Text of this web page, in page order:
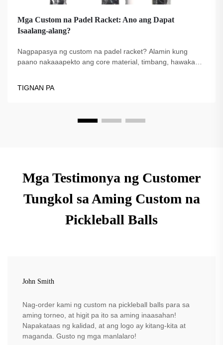
Mga Custom na Padel Racket: Ano ang Dapat
Isaalang-alang?
Nagpapasya ng custom na padel racket? Alamin kung
paano nakaaapekto ang core material, timbang, hawakan,
TIGNAN PA
Mga Testimonya ng Customer
Tungkol sa Aming Custom na
Pickleball Balls
John Smith
Nag-order kami ng custom na pickleball balls para sa
aming torneo, at higit pa ito sa aming inaasahan!
Napakataas ng kalidad, at ang logo ay kitang-kita at
maganda. Gusto ng mga manlalaro!